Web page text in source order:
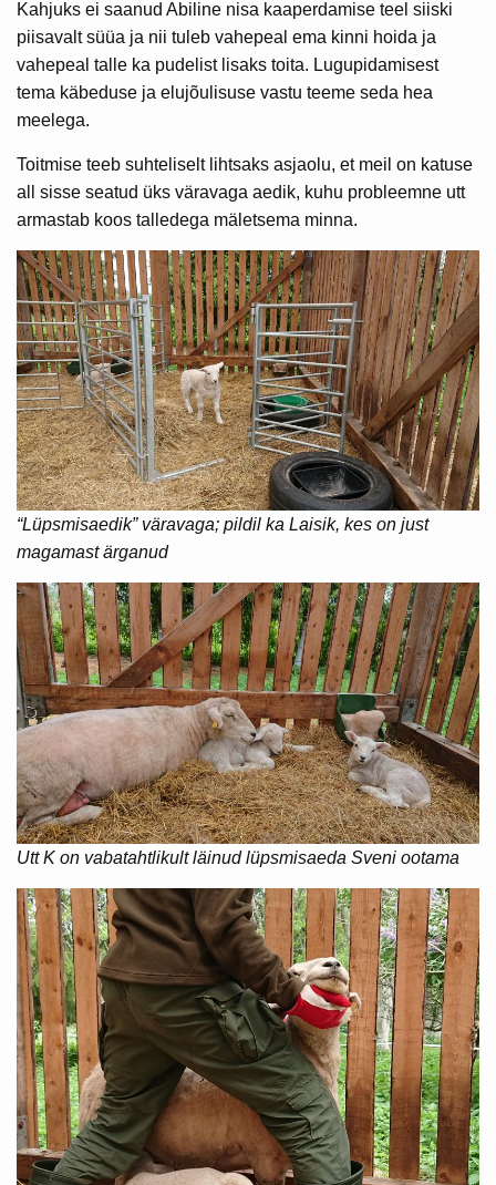
Kahjuks ei saanud Abiline nisa kaaperdamise teel siiski
piisavalt süüa ja nii tuleb vahepeal ema kinni hoida ja
vahepeal talle ka pudelist lisaks toita. Lugupidamisest
tema käbeduse ja elujõulisuse vastu teeme seda hea
meelega.
Toitmise teeb suhteliselt lihtsaks asjaolu, et meil on katuse
all sisse seatud üks väravaga aedik, kuhu probleemne utt
armastab koos talledega mäletsema minna.
“Lüpsmisaedik” väravaga; pildil ka Laisik, kes on just
magamast ärganud
Utt K on vabatahtlikult läinud lüpsmisaeda Sveni ootama